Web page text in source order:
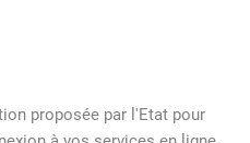
proposée par l'Etat pour